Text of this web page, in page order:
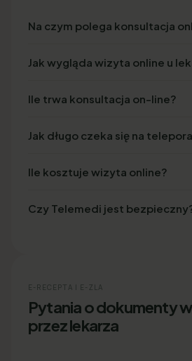
Na czym polega konsultacja
Jak wygląda wizyta online u
Ile trwa konsultacja on-line?
Jak długo czeka się na
Ile kosztuje wizyta online?
Czy Telemedi jest
E-RECEPTA I E-ZLA
Pytania o dokumenty
przez lekarza